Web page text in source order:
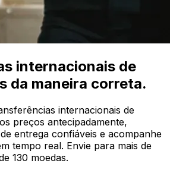
internacionais de
da maneira correta.
internacionais de
preços antecipadamente,
entrega confiáveis e acompanhe
tempo real. Envie para mais de
130 moedas.